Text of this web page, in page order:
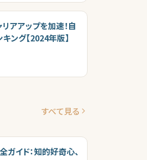
アアップを加速！自
ング【2024年版】
すべて見る
ガイド：知的好奇心、